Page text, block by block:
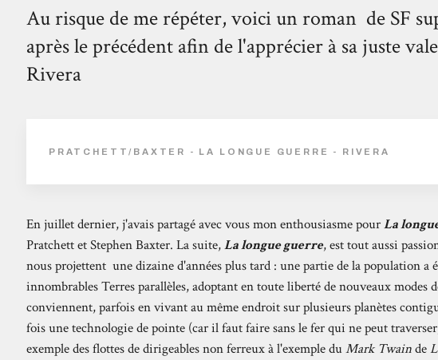
Au risque de me répéter, voici un roman de SF
après le précédent afin de l'apprécier à sa juste
Rivera
PRATCHETT/BAXTER - LA LONGUE GUERRE - RIVERA
En juillet dernier, j'avais partagé avec vous mon enthousiasme pourLa
Pratchett et Stephen Baxter. La suite,La longue guerre, est tout aussi
nous projettent une dizaine d'années plus tard : une partie de la population a
innombrables Terres parallèles, adoptant en toute liberté de nouveaux modes
conviennent, parfois en vivant au même endroit sur plusieurs planètes
fois une technologie de pointe (car il faut faire sans le fer qui ne peut
exemple des flottes de dirigeables non ferreux à l'exemple duMark Twainde